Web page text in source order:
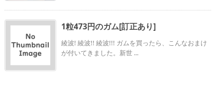
1粒473円のガム[訂正あり]
綾波! 綾波!! 綾波!!! ガムを買ったら、こんなおまけ
が付いてきました。新世 ...